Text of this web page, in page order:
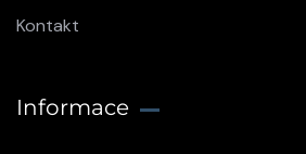
Kontakt
Informace